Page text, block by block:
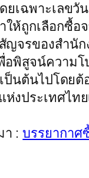
ยเฉพาะเลขวั
ห้ถูกเลือกซื้อ
ญจรของสำนั
อพิสูจน์ความ
เป็นต้นไปโดย
งประเทศไท
: บรรยากาศ